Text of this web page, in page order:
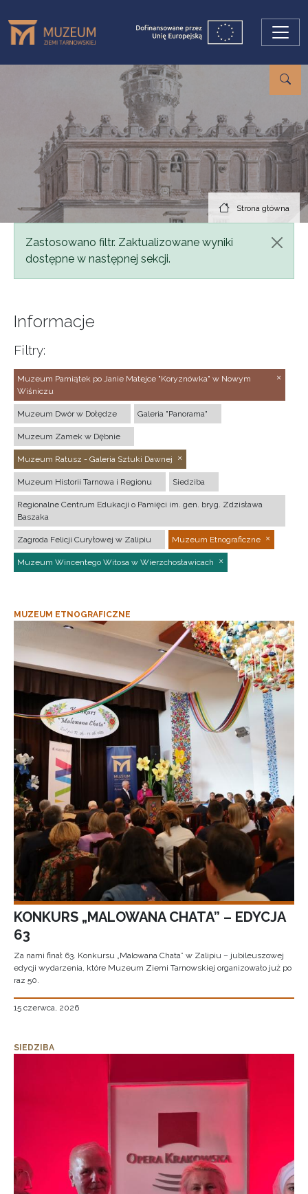
Strona główna
Komunikat
Zastosowano filtr. Zaktualizowane wyniki
dostępne w następnej sekcji.
Informacje
Filtry:
Muzeum Pamiątek po Janie Matejce "Koryznówka" w Nowym
Wiśniczu
Muzeum Dwór w Dołędze Galeria "Panorama"
Muzeum Zamek w Dębnie
Muzeum Ratusz - Galeria Sztuki Dawnej
Muzeum Historii Tarnowa i Regionu Siedziba
Regionalne Centrum Edukacji o Pamięci im. gen. bryg. Zdzisława
Baszaka
Zagroda Felicji Curyłowej w Zalipiu Muzeum Etnograficzne
Muzeum Wincentego Witosa w Wierzchosławicach
MUZEUM ETNOGRAFICZNE
KONKURS „MALOWANA CHATA” – EDYCJA
63
Za nami finał 63. Konkursu „Malowana Chata” w Zalipiu – jubileuszowej
edycji wydarzenia, które Muzeum Ziemi Tarnowskiej organizowało już po
raz 50.
15 czerwca, 2026
SIEDZIBA